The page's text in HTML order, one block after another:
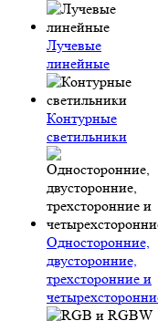
Лучевые
линейные
Контурные
светильники
Односторонние,
двусторонние,
трехсторонние и